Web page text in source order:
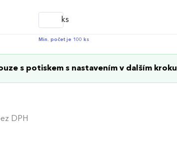
ks
Min. počet je 100 ks
s potiskem s nastavením v dalším kroku
DPH